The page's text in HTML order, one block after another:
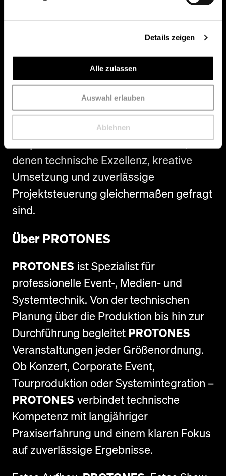
Details zeigen
Alle zulassen
Auswahl erlauben
Ablehnen
unterstützten die Performance und
Publikum in der ausverkauften LKH
Arena.
Das Projekt zeigt exemplarisch die
PROTONESbei
anspruchsvollen Live-Produktionen, bei
denen technische Exzellenz, kreative
Umsetzung und zuverlässige
Projektsteuerung gleichermaßen gefragt
sind.
ÜberPROTONES
PROTONES ist Spezialist für
professionelle Event-, Medien- und
Systemtechnik. Von der technischen
Planung über die Produktion bis hin zur
Durchführung begleitet PROTONES
Veranstaltungen jeder Größenordnung.
Ob Konzert, Corporate Event,
Tourproduktion oder Systemintegration –
PROTONES verbindet technische
Kompetenz mit langjähriger
Praxiserfahrung und einem klaren Fokus
auf zuverlässige Ergebnisse.